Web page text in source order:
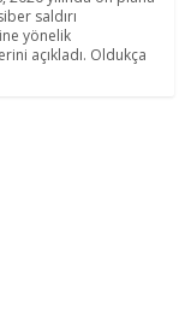
saldırı
yönelik
açıkladı. Oldukça